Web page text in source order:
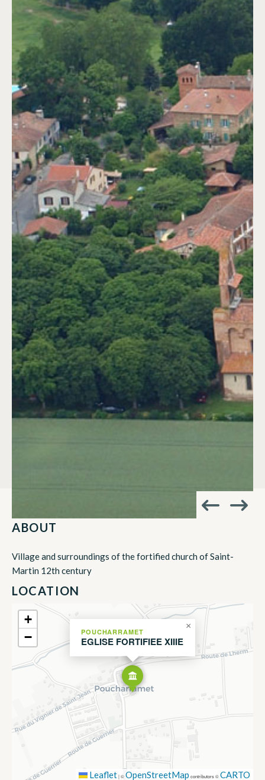
ABOUT
Village and surroundings of the fortified church of Saint-
Martin 12th century
LOCATION
POUCHARRAMET
EGLISE FORTIFIEE XIIIE
×
+
−
Leaflet|©OpenStreetMap contributors ©CARTO